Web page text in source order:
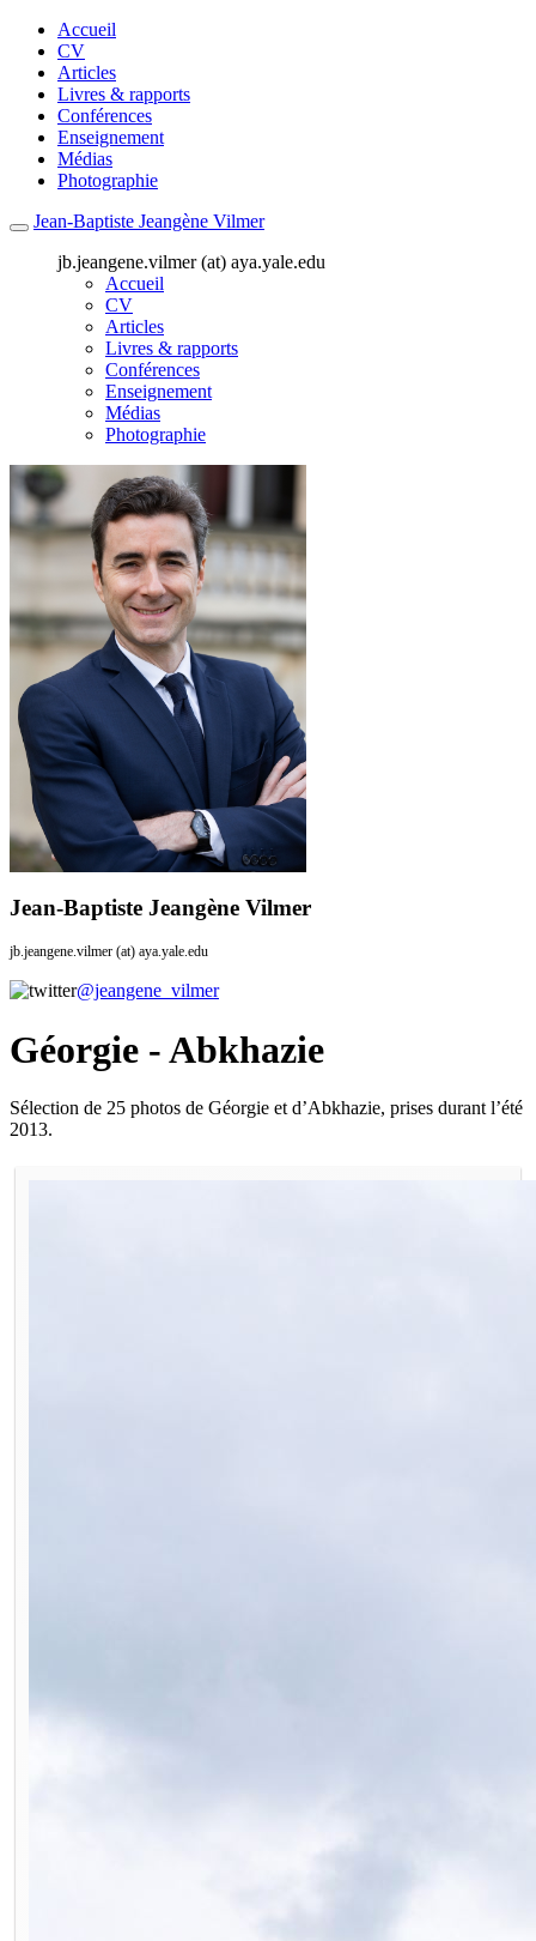
Accueil
CV
Articles
Livres & rapports
Conférences
Enseignement
Médias
Photographie
Jean-Baptiste Jeangène Vilmer
jb.jeangene.vilmer (at) aya.yale.edu
Accueil
CV
Articles
Livres & rapports
Conférences
Enseignement
Médias
Photographie
Jean-Baptiste Jeangène Vilmer
jb.jeangene.vilmer (at) aya.yale.edu
@jeangene_vilmer
Géorgie - Abkhazie
Sélection de 25 photos de Géorgie et d’Abkhazie, prises durant l’été
2013.